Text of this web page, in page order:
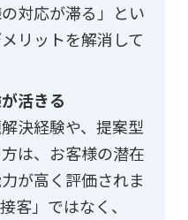
対応が滞る」とい
リットを解消して
活きる
決経験や、提案型
は、お客様の潜在
が高く評価されま
客」ではなく、